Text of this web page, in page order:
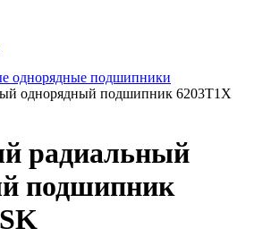
однорядные подшипники
однорядный подшипник 6203T1X
радиальный
подшипник